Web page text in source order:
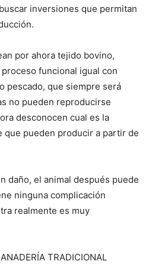
inversiones que permitan
por ahora tejido bovino,
funcional igual con
pescado, que siempre será
no pueden reproducirse
desconocen cual es la
que pueden producir a partir de
daño, el animal después puede
ninguna complicación
realmente es muy
TRADICIONAL